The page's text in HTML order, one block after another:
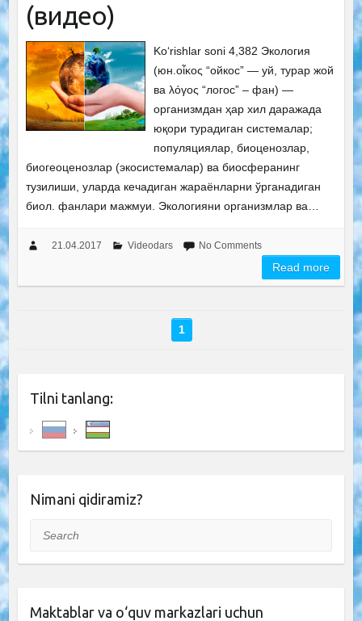
(видео)
Ko‘rishlar soni 4,382 Экология
(юн.οἶκος “ойкос” — уй, турар жой
ва λόγος “логос” – фан) —
организмдан ҳар хил даражада
юқори турадиган системалар;
популяциялар, биоценозлар,
биогеоценозлар (экосистемалар) ва биосферанинг
тузилиши, уларда кечадиган жараёнларни ўрганадиган
биол. фанлари мажмуи. Экологияни организмлар ва…
21.04.2017 Videodars No Comments
Read more
1
Tilni tanlang:
Nimani qidiramiz?
Search
Maktablar va o‘quv markazlari uchun